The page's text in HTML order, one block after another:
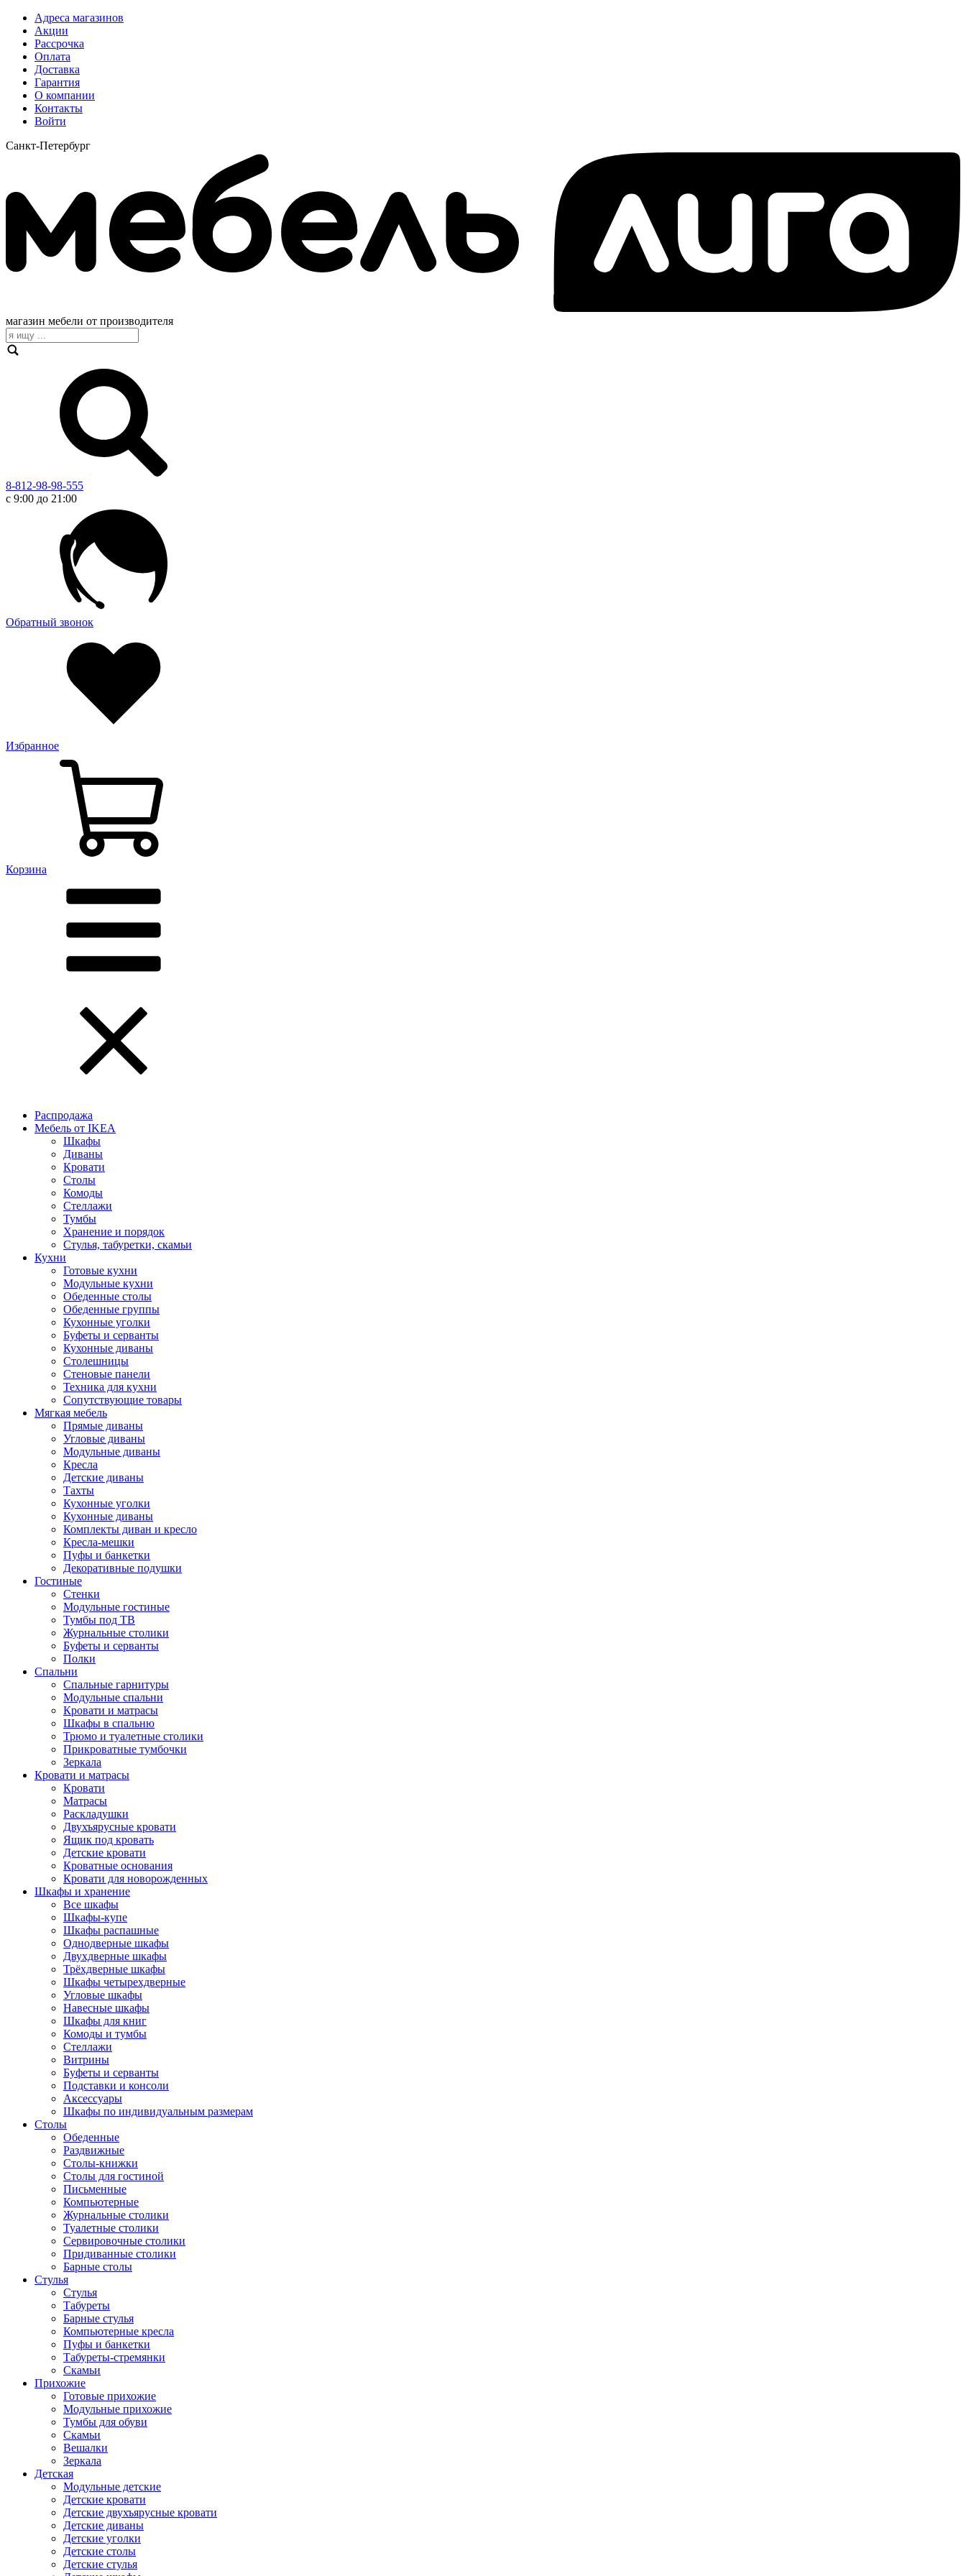
Адреса магазинов
Акции
Рассрочка
Оплата
Доставка
Гарантия
О компании
Контакты
Войти
Санкт-Петербург
магазин мебели от производителя
8-812-98-98-555
с 9:00 до 21:00
Обратный звонок
Избранное
Корзина
Распродажа
Мебель от IKEA
Шкафы
Диваны
Кровати
Столы
Комоды
Стеллажи
Тумбы
Хранение и порядок
Стулья, табуретки, скамьи
Кухни
Готовые кухни
Модульные кухни
Обеденные столы
Обеденные группы
Кухонные уголки
Буфеты и серванты
Кухонные диваны
Столешницы
Стеновые панели
Техника для кухни
Сопутствующие товары
Мягкая мебель
Прямые диваны
Угловые диваны
Модульные диваны
Кресла
Детские диваны
Тахты
Кухонные уголки
Кухонные диваны
Комплекты диван и кресло
Кресла-мешки
Пуфы и банкетки
Декоративные подушки
Гостиные
Стенки
Модульные гостиные
Тумбы под ТВ
Журнальные столики
Буфеты и серванты
Полки
Спальни
Спальные гарнитуры
Модульные спальни
Кровати и матрасы
Шкафы в спальню
Трюмо и туалетные столики
Прикроватные тумбочки
Зеркала
Кровати и матрасы
Кровати
Матрасы
Раскладушки
Двухъярусные кровати
Ящик под кровать
Детские кровати
Кроватные основания
Кровати для новорожденных
Шкафы и хранение
Все шкафы
Шкафы-купе
Шкафы распашные
Однодверные шкафы
Двухдверные шкафы
Трёхдверные шкафы
Шкафы четырехдверные
Угловые шкафы
Навесные шкафы
Шкафы для книг
Комоды и тумбы
Стеллажи
Витрины
Буфеты и серванты
Подставки и консоли
Аксессуары
Шкафы по индивидуальным размерам
Столы
Обеденные
Раздвижные
Столы-книжки
Столы для гостиной
Письменные
Компьютерные
Журнальные столики
Туалетные столики
Сервировочные столики
Придиванные столики
Барные столы
Стулья
Стулья
Табуреты
Барные стулья
Компьютерные кресла
Пуфы и банкетки
Табуреты-стремянки
Скамьи
Прихожие
Готовые прихожие
Модульные прихожие
Тумбы для обуви
Скамьи
Вешалки
Зеркала
Детская
Модульные детские
Детские кровати
Детские двухъярусные кровати
Детские диваны
Детские уголки
Детские столы
Детские стулья